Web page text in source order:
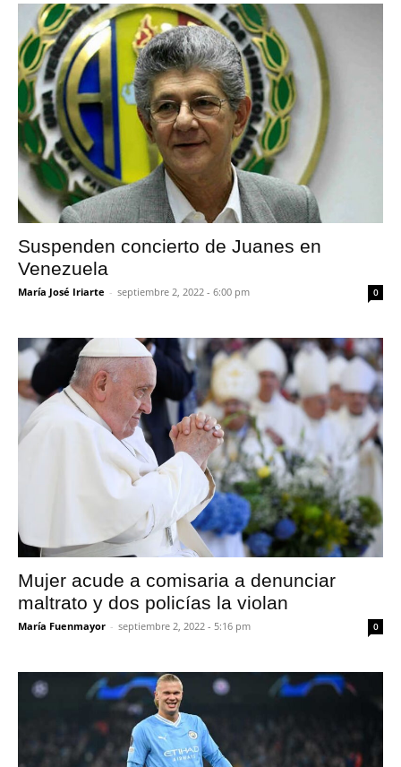
Suspenden concierto de Juanes en
Venezuela
María José Iriarte - septiembre 2, 2022 - 6:00 pm 0
Mujer acude a comisaria a denunciar
maltrato y dos policías la violan
María Fuenmayor - septiembre 2, 2022 - 5:16 pm 0